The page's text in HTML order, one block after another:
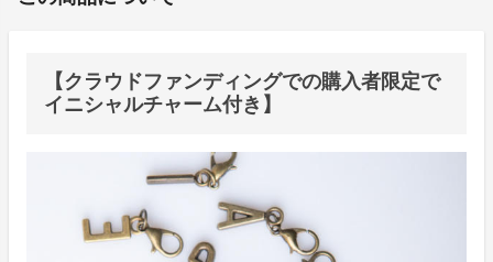
【クラウドファンディングでの購入者限定で
イニシャルチャーム付き】